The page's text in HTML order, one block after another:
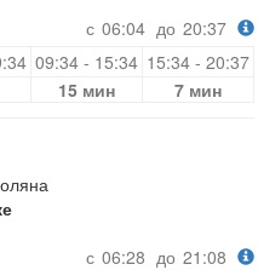
с 06:04 до 20:37
09:34 - 15:34 15:34 - 20:37
15 мин 7 мин
с 06:28 до 21:08